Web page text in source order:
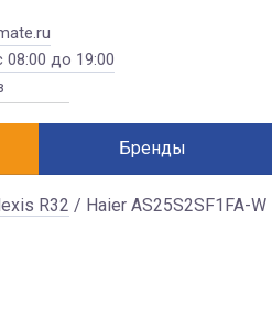
до 19:00
Бренды
R32 / Haier AS25S2SF1FA-W